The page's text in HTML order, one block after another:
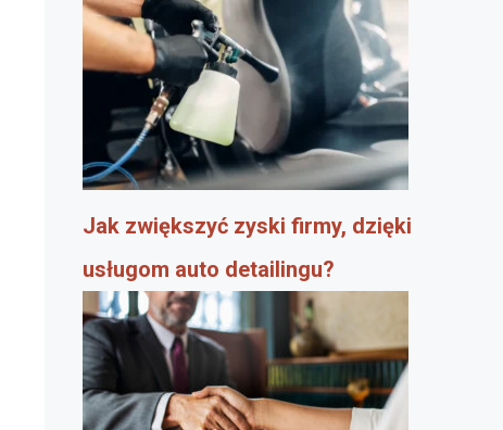
Jak zwiększyć zyski firmy, dzięki
usługom auto detailingu?